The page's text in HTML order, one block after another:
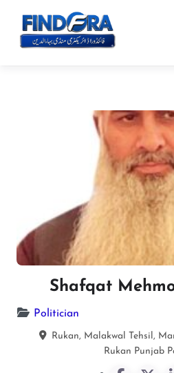
Shafqat
Politician
Rukan, Malakwal Tehsil,
Rukan Punjab